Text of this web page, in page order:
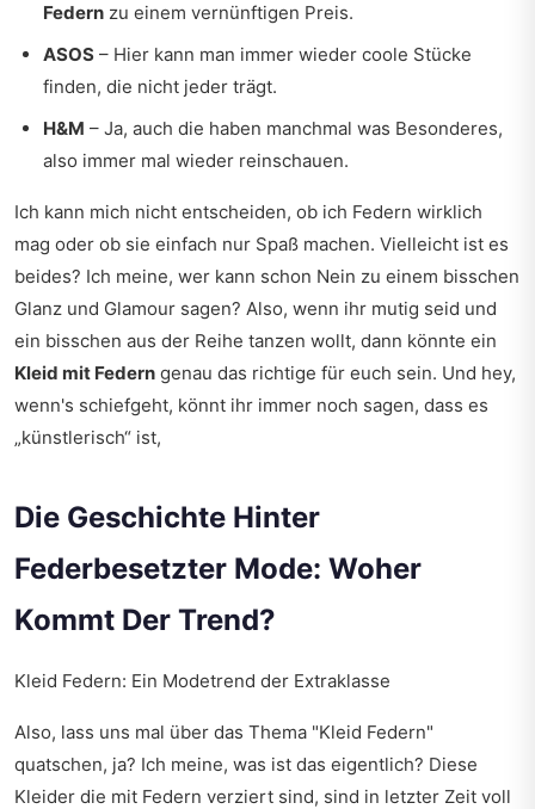
Federn zu einem vernünftigen Preis.
ASOS – Hier kann man immer wieder coole Stücke
finden, die nicht jeder trägt.
H&M – Ja, auch die haben manchmal was Besonderes,
also immer mal wieder reinschauen.
Ich kann mich nicht entscheiden, ob ich Federn wirklich
mag oder ob sie einfach nur Spaß machen. Vielleicht ist es
beides? Ich meine, wer kann schon Nein zu einem bisschen
Glanz und Glamour sagen? Also, wenn ihr mutig seid und
ein bisschen aus der Reihe tanzen wollt, dann könnte ein
Kleid mit Federn genau das richtige für euch sein. Und hey,
wenn's schiefgeht, könnt ihr immer noch sagen, dass es
„künstlerisch“ ist,
Die Geschichte Hinter
Federbesetzter Mode: Woher
Kommt Der Trend?
Kleid Federn: Ein Modetrend der Extraklasse
Also, lass uns mal über das Thema "Kleid Federn"
quatschen, ja? Ich meine, was ist das eigentlich? Diese
Kleider die mit Federn verziert sind, sind in letzter Zeit voll